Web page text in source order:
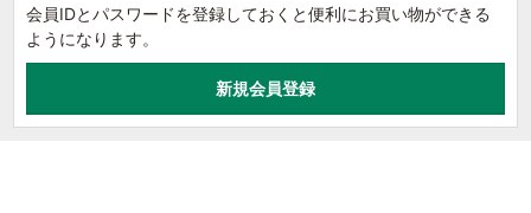
会員IDとパスワードを登録しておくと便利にお買い物ができる
ようになります。